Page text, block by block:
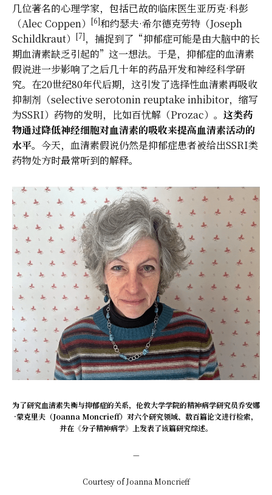
几位著名的心理学家，包括已故的临床医生亚历克·科彭
（Alec Coppen） [6]和约瑟夫·希尔德克劳特（Joseph
Schildkraut） [7]，捕捉到了“抑郁症可能是由大脑中的长
期血清素缺乏引起的”这一想法。于是，抑郁症的血清素
假说进一步影响了之后几十年的药品开发和神经科学研
究。在20世纪80年代后期，这引发了选择性血清素再吸收
抑制剂（selective serotonin reuptake inhibitor，缩写
为SSRI）药物的发明，比如百忧解（Prozac）。 这类药
物通过降低神经细胞对血清素的吸收来提高血清素活动的
水平。 今天，血清素假说仍然是抑郁症患者被给出SSRI类
药物处方时最常听到的解释。
为了研究血清素失衡与抑郁症的关系，伦敦大学学院的精神病学研究员乔安娜
·蒙克里夫（Joanna Moncrieff）对六个研究领域、数百篇论文进行检索，
并在《分子精神病学》上发表了该篇研究综述。
—
Courtesy of Joanna Moncrieff